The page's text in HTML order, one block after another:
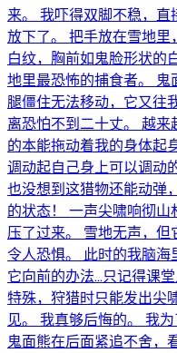
来。 我吓得双脚不稳，直
放下了。 把手放在雪地里
白纹，胸前如鬼脸形状的
地里最恐怖的捕食者。
腿僵住无法移动，它又往
离恐怕不到二十丈。 越
的本能拖动着我的身体起
调动起自己身上可以调动
也没想到这猎物还能动弹
的状态！ 一声尖啸响彻
压了过来。 雪地无声，
令人恐惧。 此时的我脑
它向前的办法…只记得课
特殊，狩猎时只能发出尖
见。 我真够后悔的。 我
鬼面熊在后面紧追不舍，